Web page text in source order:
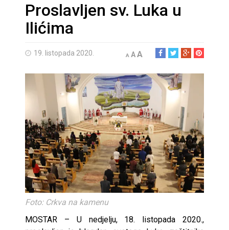
Proslavljen sv. Luka u
Ilićima
19. listopada 2020. A AA
Foto: Crkva na kamenu
MOSTAR – U nedjelju, 18. listopada 2020.,